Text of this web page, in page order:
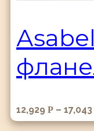
12,929 Р – 17,043